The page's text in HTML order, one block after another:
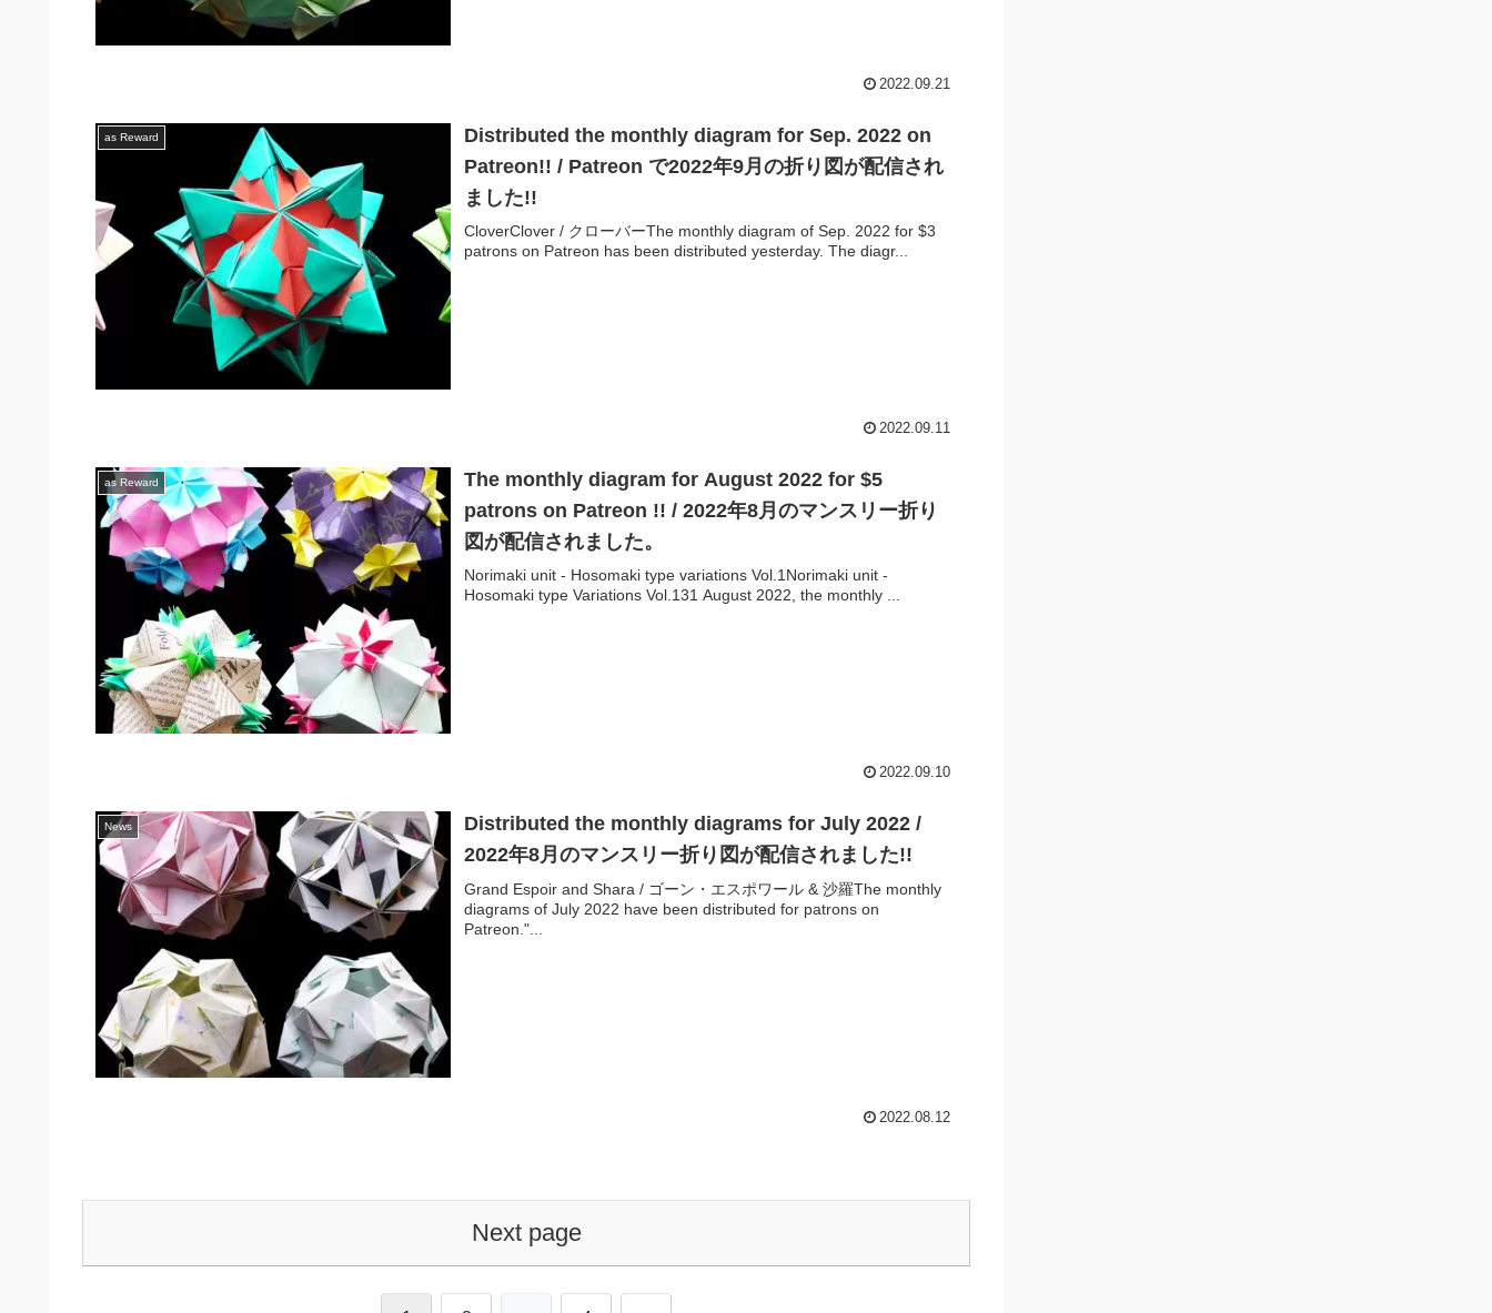
2022.09.21
as Reward
Distributed the monthly diagram for Sep. 2022 on
Patreon!! / Patreon で2022年9月の折り図が配信され
ました!!
CloverClover / クローバーThe monthly diagram of Sep. 2022 for $3
patrons on Patreon has been distributed yesterday. The diagr...
2022.09.11
as Reward
The monthly diagram for August 2022 for $5
patrons on Patreon !! / 2022年8月のマンスリー折り
図が配信されました。
Norimaki unit - Hosomaki type variations Vol.1Norimaki unit -
Hosomaki type Variations Vol.131 August 2022, the monthly ...
2022.09.10
News
Distributed the monthly diagrams for July 2022 /
2022年8月のマンスリー折り図が配信されました!!
Grand Espoir and Shara / ゴーン・エスポワール & 沙羅The monthly
diagrams of July 2022 have been distributed for patrons on
Patreon."...
2022.08.12
Next page